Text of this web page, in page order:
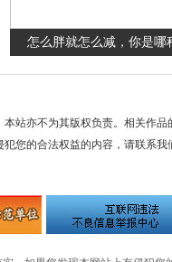
怎么胖就怎么减，你是哪
站亦不为其版权负责。相关作品
您的合法权益的内容，请联系我